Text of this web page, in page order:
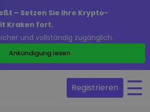
– Setzen Sie Ihre Krypto-
Kraken fort.
und vollständig zugänglich.
Ankündigung lesen
Registrieren